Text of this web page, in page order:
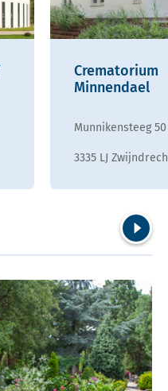
Crematorium
Minnendael
Munnikensteeg 50
3335 LJ